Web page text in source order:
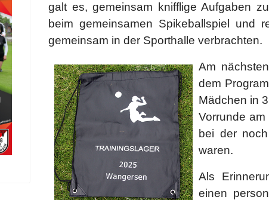
galt es, gemeinsam knifflige Aufgaben
beim gemeinsamen Spikeballspiel und
gemeinsam in der Sporthalle verbrachten.
Am
dem
Mädchen in
Vorrunde
bei der
waren.
Als
einen